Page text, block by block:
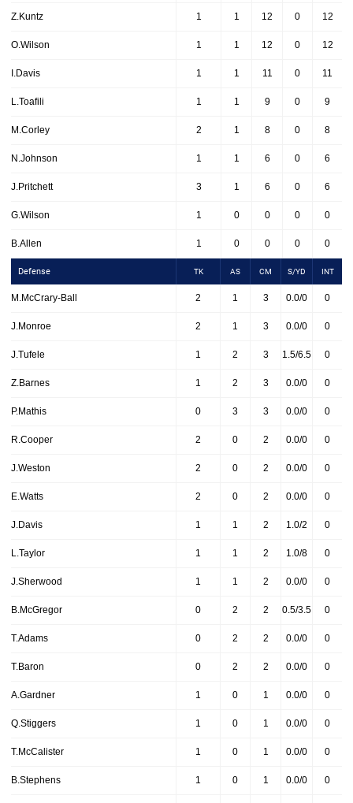
Z.Kuntz 1 1 12 0 12
O.Wilson 1 1 12 0 12
I.Davis 1 1 11 0 11
L.Toafili 1 1 9 0 9
M.Corley 2 1 8 0 8
N.Johnson 1 1 6 0 6
J.Pritchett 3 1 6 0 6
G.Wilson 1 0 0 0 0
B.Allen 1 0 0 0 0
Defense TK AS CM S/YD INT
M.McCrary-Ball 2 1 3 0.0/0 0
J.Monroe 2 1 3 0.0/0 0
J.Tufele 1 2 3 1.5/6.5 0
Z.Barnes 1 2 3 0.0/0 0
P.Mathis 0 3 3 0.0/0 0
R.Cooper 2 0 2 0.0/0 0
J.Weston 2 0 2 0.0/0 0
E.Watts 2 0 2 0.0/0 0
J.Davis 1 1 2 1.0/2 0
L.Taylor 1 1 2 1.0/8 0
J.Sherwood 1 1 2 0.0/0 0
B.McGregor 0 2 2 0.5/3.5 0
T.Adams 0 2 2 0.0/0 0
T.Baron 0 2 2 0.0/0 0
A.Gardner 1 0 1 0.0/0 0
Q.Stiggers 1 0 1 0.0/0 0
T.McCalister 1 0 1 0.0/0 0
B.Stephens 1 0 1 0.0/0 0